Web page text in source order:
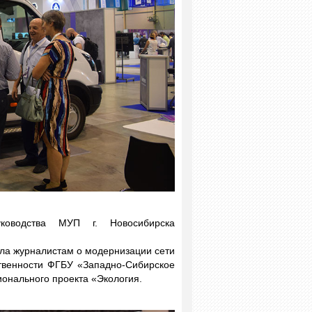
МУП г. Новосибирска
журналистам о модернизации сети
ФГБУ «Западно-Сибирское
проекта «Экология.